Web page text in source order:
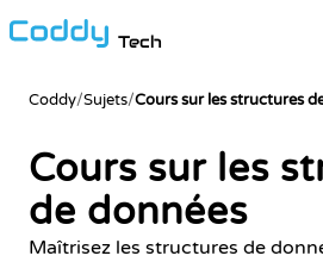
Tech
Coddy/Sujets/Cours sur les structures
Cours sur les
de données
Maîtrisez les structures de